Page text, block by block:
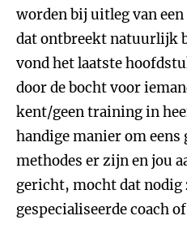
worden bij uitleg van
dat ontbreekt natuurlijk
vond het laatste
door de bocht voor
kent/geen training in
handige manier om
methodes er zijn en jou
gericht, mocht dat
gespecialiseerde coach